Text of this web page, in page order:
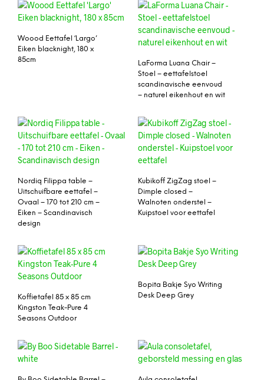
Woood Eettafel ‘Largo’
Eiken blacknight, 180 x
85cm
LaForma Luana Chair –
Stoel – eettafelstoel
scandinavische eenvoud
– naturel eikenhout en wit
Nordiq Filippa table –
Uitschuifbare eettafel –
Ovaal – 170 tot 210 cm –
Eiken – Scandinavisch
design
Kubikoff ZigZag stoel –
Dimple closed –
Walnoten onderstel –
Kuipstoel voor eettafel
Koffietafel 85 x 85 cm
Kingston Teak-Pure 4
Seasons Outdoor
Bopita Bakje Syo Writing
Desk Deep Grey